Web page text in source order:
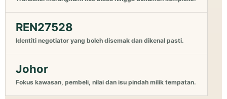
REN27528
Identiti negotiator yang boleh disemak dan dikenal pasti.
Johor
Fokus kawasan, pembeli, nilai dan isu pindah milik tempatan.